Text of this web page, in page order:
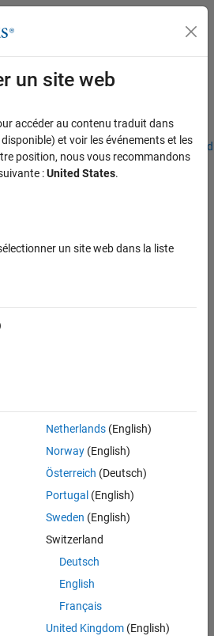
Adresses de nos bureaux
l'affichage du menu
un site web
accéder au contenu traduit dans
et voir les événements et les
position, nous vous recommandons
:United States.
un site web dans la liste
Netherlands(English)
Norway(English)
Österreich (Deutsch)
Portugal (English)
Sweden (English)
Switzerland
Deutsch
English
Français
United Kingdom(English)